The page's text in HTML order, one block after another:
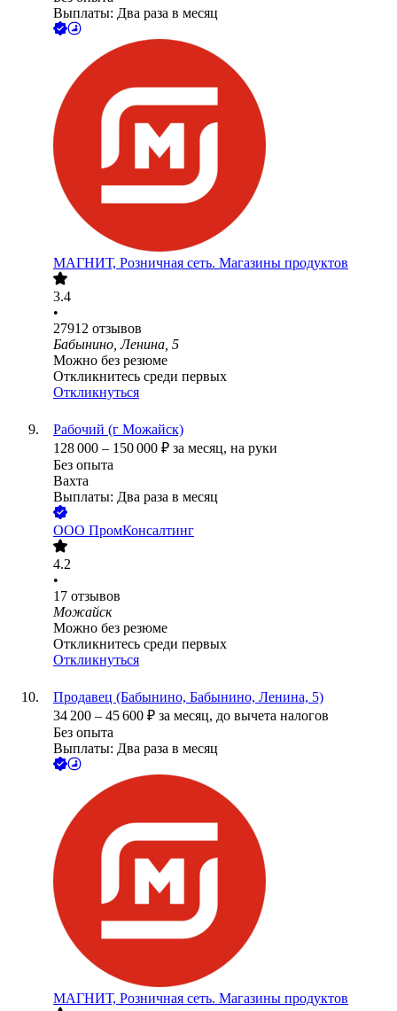
Выплаты: Два раза в месяц
МАГНИТ, Розничная сеть. Магазины продуктов
3.4
•
27912 отзывов
Бабынино, Ленина, 5
Можно без резюме
Откликнитесь среди первых
Откликнуться
Рабочий (г Можайск)
128 000 – 150 000 ₽ за месяц, на руки
Без опыта
Вахта
Выплаты: Два раза в месяц
ООО ПромКонсалтинг
4.2
•
17 отзывов
Можайск
Можно без резюме
Откликнитесь среди первых
Откликнуться
Продавец (Бабынино, Бабынино, Ленина, 5)
34 200 – 45 600 ₽ за месяц, до вычета налогов
Без опыта
Выплаты: Два раза в месяц
МАГНИТ, Розничная сеть. Магазины продуктов